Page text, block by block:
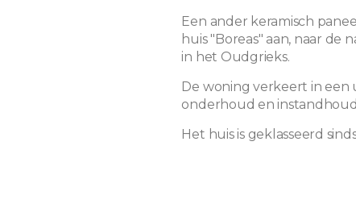
Een ander keramisch
huis "Boreas" aan, naar de
in het Oudgrieks.
De woning verkeert in een
onderhoud en
Het huis is geklasseerd